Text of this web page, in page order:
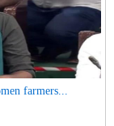
farmers...